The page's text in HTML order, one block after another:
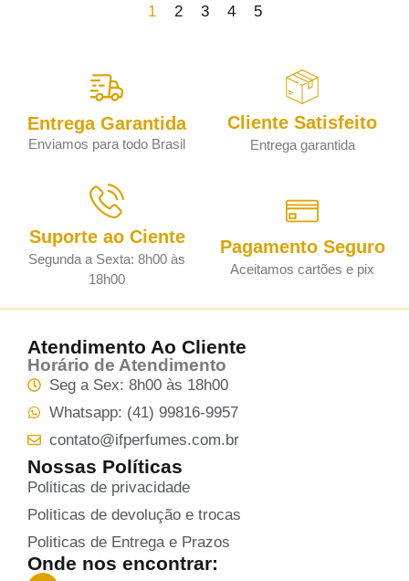
1 2 3 4 5
Entrega Garantida
Enviamos para todo Brasil
Cliente Satisfeito
Entrega garantida
Suporte ao Ciente
Segunda a Sexta: 8h00 às
18h00
Pagamento Seguro
Aceitamos cartões e pix
Atendimento Ao Cliente
Horário de Atendimento
Seg a Sex: 8h00 às 18h00
Whatsapp: (41) 99816-9957
contato@ifperfumes.com.br
Nossas Políticas
Politicas de privacidade
Politicas de devolução e trocas
Politicas de Entrega e Prazos
Onde nos encontrar: